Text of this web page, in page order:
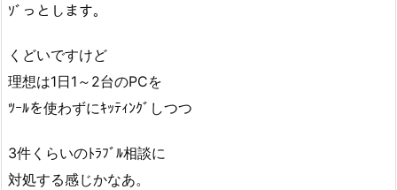
ｿﾞっとします。
くどいですけど
理想は1日1～2台のPCを
ﾂｰﾙを使わずにｷｯﾃｨﾝｸﾞしつつ
3件くらいのﾄﾗﾌﾞﾙ相談に
対処する感じかなあ。